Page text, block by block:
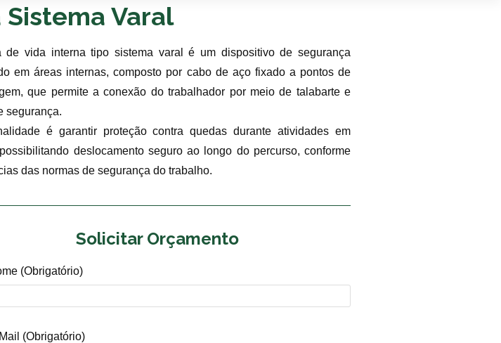
Varal
de vida interna tipo sistema varal é um dispositivo de segurança
em áreas internas, composto por cabo de aço fixado a pontos de
que permite a conexão do trabalhador por meio de talabarte e
segurança.
é garantir proteção contra quedas durante atividades em
deslocamento seguro ao longo do percurso, conforme
das normas de segurança do trabalho.
Solicitar Orçamento
(obrigatório)
(obrigatório)